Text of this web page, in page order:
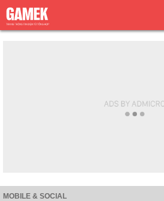
MOBILE & SOCIAL